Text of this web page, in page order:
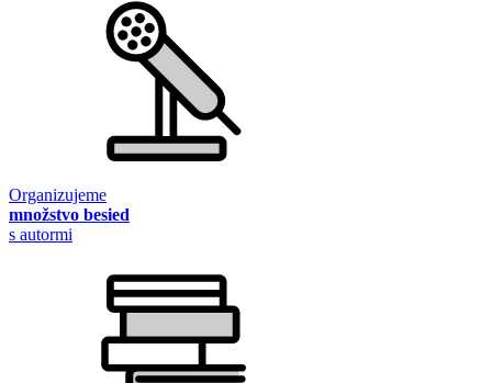
Organizujeme
množstvo besied
s autormi